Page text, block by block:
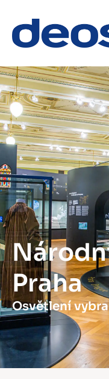
Praha
Osvětlení